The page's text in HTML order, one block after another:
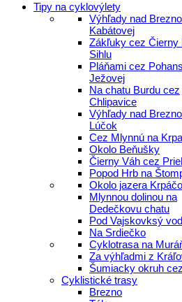
Tipy na cyklovýlety
Výhľady nad
Kabátovej
Zákľuky cez Čierny
Sihlu
Pláňami cez
Ježovej
Na chatu Burdu cez
Chlipavice
Výhľady nad
Lúčok
Cez Mlynnú na
Okolo Beňušky
Čierny Váh cez
Popod Hrb na
Okolo jazera
Mlynnou dolinou na
Dedečkovu chatu
Pod Vajskovksý
Na Srdiečko
Cyklotrasa na
Za výhľadmi z
Šumiacky okruh
Cyklistické trasy
Brezno